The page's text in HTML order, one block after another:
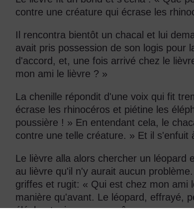
contre une créature qui écrase les
Il rencontra bientôt un chacal et lui
avait pris possession de son logis pour
d'accord, et, une fois arrivé chez le
mon ami le lièvre ? »
La chenille répondit d'une voix qui fit
écrase les rhinocéros et piétine les
poussière ! » En entendant cela, le
contre une telle créature. » Et il s'enfuit
Le lièvre alla alors chercher un léopard
au lièvre qu'il n'y aurait aucun
griffes et rugit: « Qui est chez mon ami
manière qu'avant. Le léopard, effrayé,
éléphants, je ne veux même pas